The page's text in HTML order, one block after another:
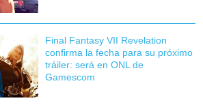
Final Fantasy VII Revelation
confirma la fecha para su próximo
tráiler: será en ONL de
Gamescom